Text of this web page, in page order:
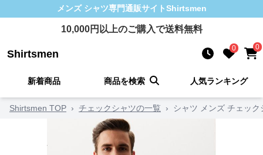
メンズ シャツ専門通販サイトShirtsmen
10,000円以上のご購入で送料無料
Shirtsmen 0 0
新着商品 商品を検索 人気ランキング
Shirtsmen TOP › チェックシャツの一覧 › シャツ メンズ チェッ